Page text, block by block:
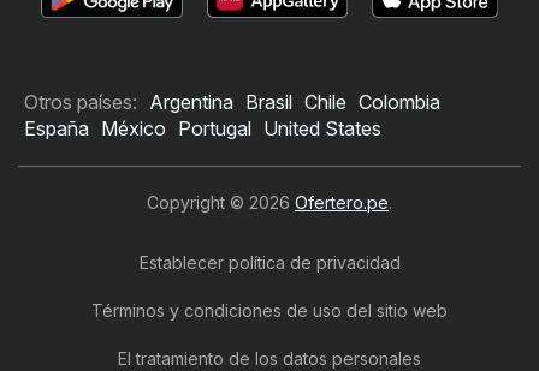
Otros países: Argentina Brasil Chile Colombia
España México Portugal United States
Copyright © 2026 Ofertero.pe.
Establecer política de privacidad
Términos y condiciones de uso del sitio web
El tratamiento de los datos personales